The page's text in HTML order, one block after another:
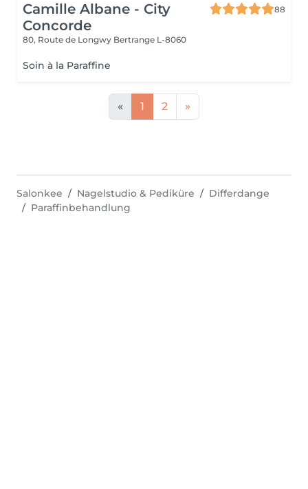
Camille Albane - City
Concorde
88
80, Route de Longwy Bertrange L-8060
Soin à la Paraffine
« 1 2 »
Salonkee Nagelstudio & Pediküre
Differdange
Paraffinbehandlung